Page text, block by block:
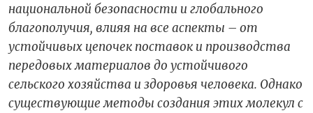
национальной безопасности и глобального
благополучия, влияя на все аспекты – от
устойчивых цепочек поставок и производства
передовых материалов до устойчивого
сельского хозяйства и здоровья человека. Однако
существующие методы создания этих молекул с